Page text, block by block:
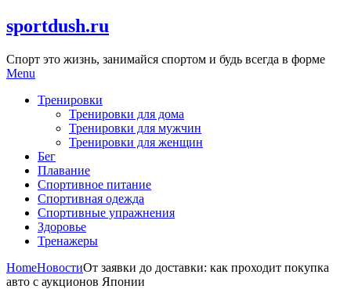
Skip
to
sportdush.ru
Спорт это жизнь, занимайся спортом и будь всегда в форме
Menu
Тренировки
Тренировки для дома
Тренировки для мужчин
Тренировки для женщин
Бег
Плавание
Спортивное питание
Спортивная одежда
Спортивные упражнения
Здоровье
Тренажеры
HomeНовостиОт заявки до доставки: как проходит покупка
авто с аукционов Японии